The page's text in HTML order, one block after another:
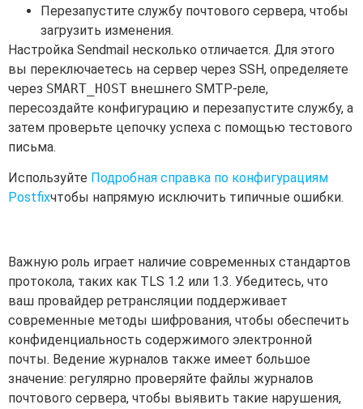
Перезапустите службу почтового сервера, чтобы
загрузить изменения.
Настройка Sendmail несколько отличается. Для этого
вы переключаетесь на сервер через SSH, определяете
через SMART_HOST внешнего SMTP-реле,
пересоздайте конфигурацию и перезапустите службу, а
затем проверьте цепочку успеха с помощью тестового
письма.
Используйте Подробная справка по конфигурациям
Postfixчтобы напрямую исключить типичные ошибки.
Важную роль играет наличие современных стандартов
протокола, таких как TLS 1.2 или 1.3. Убедитесь, что
ваш провайдер ретрансляции поддерживает
современные методы шифрования, чтобы обеспечить
конфиденциальность содержимого электронной
почты. Ведение журналов также имеет большое
значение: регулярно проверяйте файлы журналов
почтового сервера, чтобы выявить такие нарушения,